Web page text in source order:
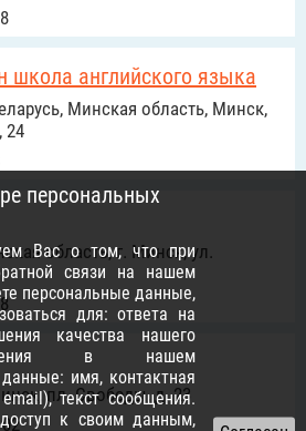
школа английского языка
Минская область, Минск,
24
область, г. Минск, ул.
пл. Свободы, д. 23
персональных
Вас о том, что при
связи на нашем
персональные данные,
для: ответа на
качества нашего
в нашем
имя, контактная
текст сообщения.
к своим данным,